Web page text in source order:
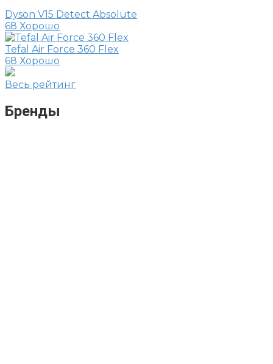
Dyson V15 Detect Absolute
68 Хорошо
Tefal Air Force 360 Flex
68 Хорошо
Весь рейтинг
Бренды